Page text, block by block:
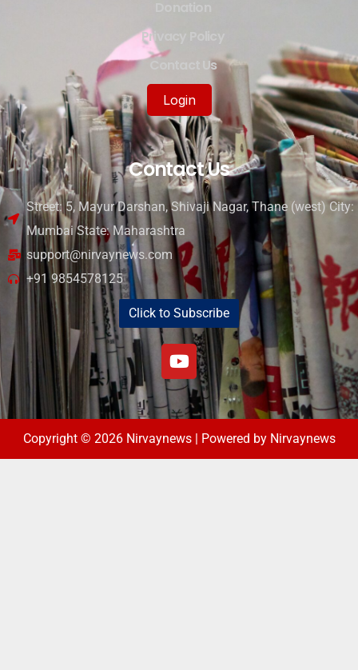
Privacy Policy
Contact Us
Login
Contact Us
Street: 5, Mayur Darshan, Shivaji Nagar, Thane (west) City:
Mumbai State: Maharashtra
support@nirvaynews.com
+91 9854578125
Click to Subscribe
Copyright © 2026 Nirvaynews | Powered by Nirvaynews